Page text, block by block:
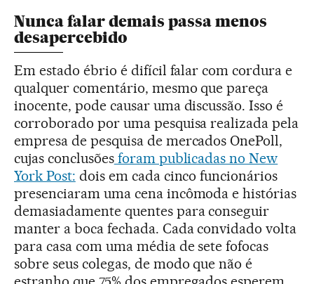
Nunca falar demais passa menos
desapercebido
Em estado ébrio é difícil falar com cordura e
qualquer comentário, mesmo que pareça
inocente, pode causar uma discussão. Isso é
corroborado por uma pesquisa realizada pela
empresa de pesquisa de mercados OnePoll,
cujas conclusõesforam publicadas no New
York Post: dois em cada cinco funcionários
presenciaram uma cena incômoda e histórias
demasiadamente quentes para conseguir
manter a boca fechada. Cada convidado volta
para casa com uma média de sete fofocas
sobre seus colegas, de modo que não é